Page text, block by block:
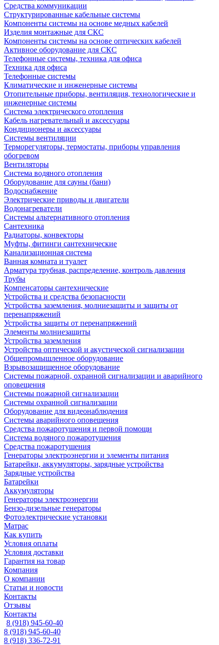
Средства коммуникации
Структурированные кабельные системы
Компоненты системы на основе медных кабелей
Изделия монтажные для СКС
Компоненты системы на основе оптических кабелей
Активное оборудование для СКС
Телефонные системы, техника для офиса
Техника для офиса
Телефонные системы
Климатические и инженерные системы
Отопительные приборы, вентиляция, технологические и
инженерные системы
Система электрического отопления
Кабель нагревательный и аксессуары
Кондиционеры и аксессуары
Системы вентиляции
Терморегуляторы, термостаты, приборы управления
обогревом
Вентиляторы
Система водяного отопления
Оборудование для сауны (бани)
Водоснабжение
Электрические приводы и двигатели
Водонагреватели
Системы альтернативного отопления
Сантехника
Радиаторы, конвекторы
Муфты, фитинги сантехнические
Канализационная система
Ванная комната и туалет
Арматура трубная, распределение, контроль давления
Трубы
Компенсаторы сантехнические
Устройства и средства безопасности
Устройства заземления, молниезащиты и защиты от
перенапряжений
Устройства защиты от перенапряжений
Элементы молниезащиты
Устройства заземления
Устройства оптической и акустической сигнализации
Общепромышленное оборудование
Взрывозащищенное оборудование
Системы пожарной, охранной сигнализации и аварийного
оповещения
Системы пожарной сигнализации
Системы охранной сигнализации
Оборудование для видеонаблюдения
Системы аварийного оповещения
Средства пожаротушения и первой помощи
Система водяного пожаротушения
Средства пожаротушения
Генераторы электроэнергии и элементы питания
Батарейки, аккумуляторы, зарядные устройства
Зарядные устройства
Батарейки
Аккумуляторы
Генераторы электроэнергии
Бензо-дизельные генераторы
Фотоэлектрические установки
Матрас
Как купить
Условия оплаты
Условия доставки
Гарантия на товар
Компания
О компании
Статьи и новости
Контакты
Отзывы
Контакты
8 (918) 945-60-40
8 (918) 945-60-40
8 (918) 336-72-91